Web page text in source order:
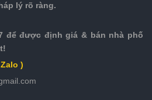
lý rõ ràng.
để được định giá & bán nhà phố
)